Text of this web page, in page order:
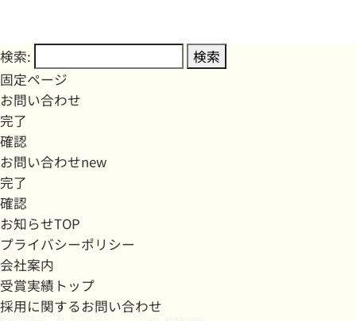
検索:
固定ページ
お問い合わせ
完了
確認
お問い合わせnew
完了
確認
お知らせTOP
プライバシーポリシー
会社案内
受賞実績トップ
採用に関するお問い合わせ